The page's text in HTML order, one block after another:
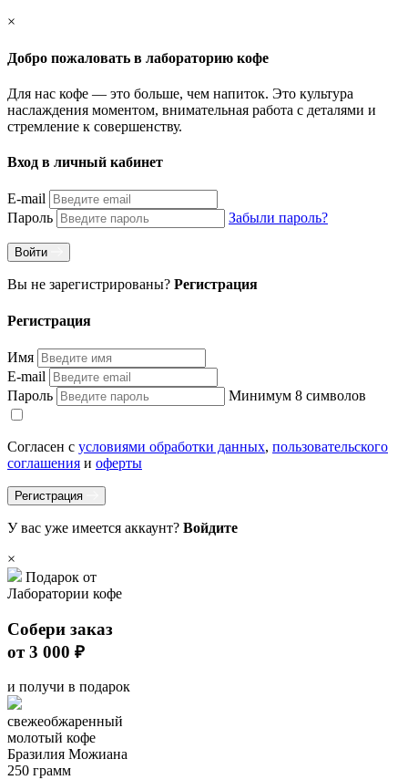
×
Добро пожаловать в лабораторию кофе
Для нас кофе — это больше, чем напиток. Это культура
наслаждения моментом, внимательная работа с деталями и
стремление к совершенству.
Вход в личный кабинет
E-mail
Пароль
Забыли пароль?
Войти
Вы не зарегистрированы? Регистрация
Регистрация
Имя
E-mail
Пароль
Минимум 8 символов
Согласен с условиями обработки данных, пользовательского
соглашения и оферты
Регистрация
У вас уже имеется аккаунт? Войдите
×
Подарок от
Лаборатории кофе
Собери заказ
от 3 000 ₽
и получи в подарок
свежеобжаренный
молотый кофе
Бразилия Можиана
250 грамм